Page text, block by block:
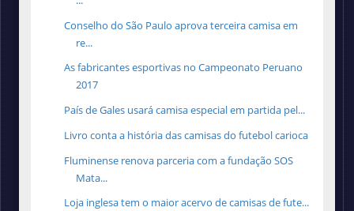
Conselho do São Paulo aprova terceira camisa em
re...
As fabricantes esportivas no Campeonato Peruano
2017
País de Gales usará camisa especial em partida pel...
Livro conta a história das camisas do futebol carioca
Fluminense renova parceria com a fundação SOS
Mata...
Loja inglesa tem o maior acervo de camisas de fute...